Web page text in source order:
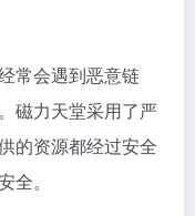
常会遇到恶意链
磁力天堂采用了严
的资源都经过安全
。